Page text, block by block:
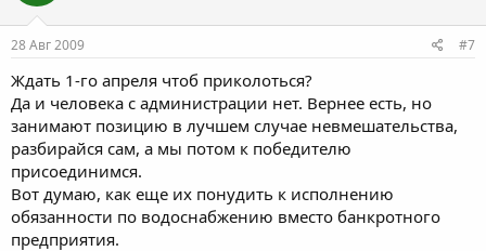
28 Авг 2009 #7
Ждать 1-го апреля чтоб приколоться?
Да и человека с администрации нет. Вернее есть, но
занимают позицию в лучшем случае невмешательства,
разбирайся сам, а мы потом к победителю
присоединимся.
Вот думаю, как еще их понудить к исполнению
обязанности по водоснабжению вместо банкротного
предприятия.